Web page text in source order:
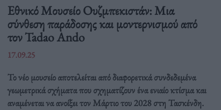
Εθνικό Μουσείο Ουζμπεκιστάν: Μια
σύνθεση παράδοσης και μοντερνισμού από
τον Tadao Ando
17.09.25
Το νέο μουσείο αποτελείται από διαφορετικά συνδεδεμένα
γεωμετρικά σχήματα που σχηματίζουν ένα ενιαίο κτίσμα και
αναμένεται να ανοίξει τον Μάρτιο του 2028 στη Τασκένδη.